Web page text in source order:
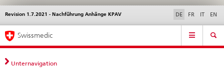
Direktnavigation
News,
Rechtsgrundlagen,
Kontakt
News & Updates Kontakt | Support & Hilfe
Revision 1.7.2021 - Nachführung Anhänge KPAV
Sprachwahl DE FR IT EN
Service
Hauptnavigation
Swissmedic
Unternavigation